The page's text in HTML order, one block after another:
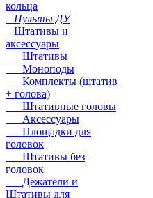
кольца
Пульты ДУ
Штативы и
аксессуары
Штативы
Моноподы
Комплекты (штатив
+ голова)
Штативные головы
Аксессуары
Площадки для
головок
Штативы без
головок
Дежатели и
Штативы для